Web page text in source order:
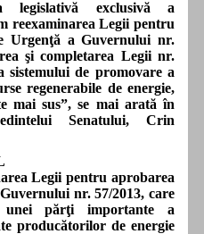
legislativă exclusivă a
reexaminarea Legii pentru
Urgenţă a Guvernului nr.
şi completarea Legii nr.
sistemului de promovare a
regenerabile de energie,
mai sus”, se mai arată în
Senatului, Crin
Legii pentru aprobarea
nr. 57/2013, care
unei părţi importante a
producătorilor de energie